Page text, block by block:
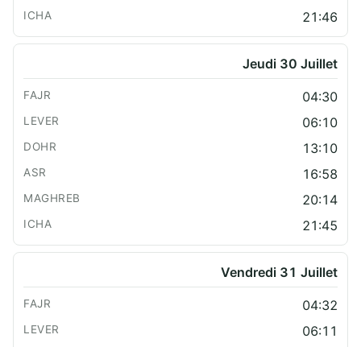
21:46
Jeudi 30 Juillet
04:30
06:10
13:10
16:58
20:14
21:45
Vendredi 31 Juillet
04:32
06:11